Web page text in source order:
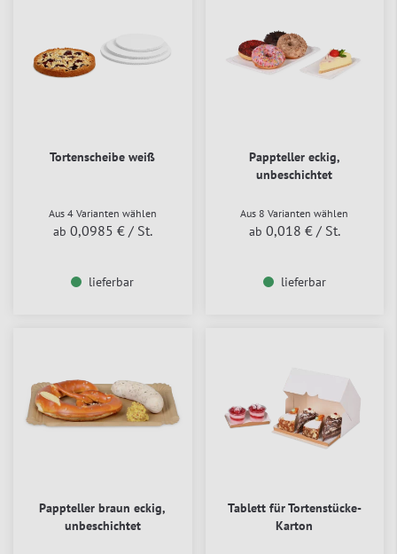
Tortenscheibe weiß
Aus 4 Varianten wählen
ab 0,0985 € / St.
lieferbar
Pappteller eckig,
unbeschichtet
Aus 8 Varianten wählen
ab 0,018 € / St.
lieferbar
Pappteller braun eckig,
unbeschichtet
Tablett für Tortenstücke-
Karton